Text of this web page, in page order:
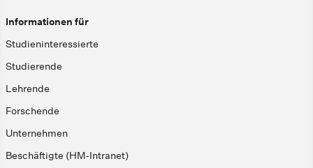
Informationen für
Studieninteressierte
Studierende
Lehrende
Forschende
Unternehmen
Beschäftigte (HM-Intranet)